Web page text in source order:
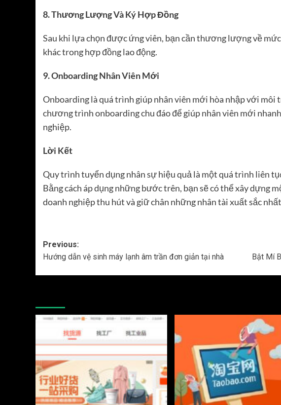
8. Thương Lượng Và Ký Hợp Đồng
Sau khi lựa chọn được ứng viên, bạn cần thương lượng về
khác trong hợp đồng lao động.
9. Onboarding Nhân Viên Mới
Onboarding là quá trình giúp nhân viên mới hòa nhập với
chương trình onboarding chu đáo để giúp nhân viên mới
nghiệp.
Lời Kết
Quy trình tuyển dụng nhân sự hiệu quả là một quá trình liên
Bằng cách áp dụng những bước trên, bạn sẽ có thể xây dựng
doanh nghiệp thu hút và giữ chân những nhân tài xuất sắc
Post
navigation
Previous:
Hướng dẫn vệ sinh máy lạnh âm trần đơn giản tại nhà
Bật Mí